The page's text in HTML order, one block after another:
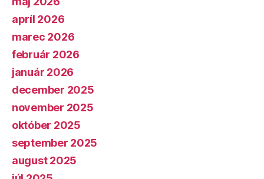
apríl 2026
marec 2026
február 2026
január 2026
december 2025
november 2025
október 2025
september 2025
august 2025